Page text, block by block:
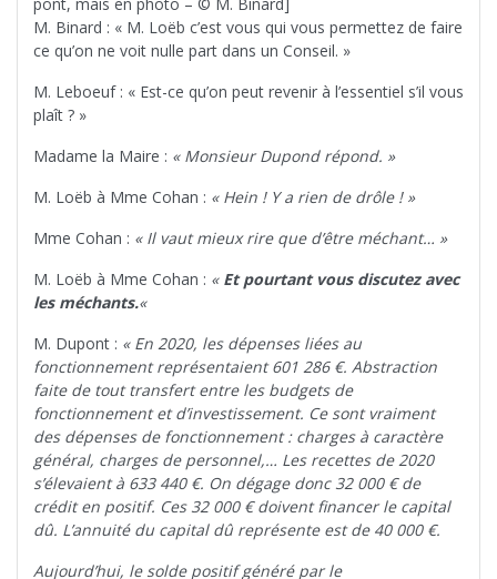
M. Binard : « M. Loëb c’est vous qui vous permettez de faire
ce qu’on ne voit nulle part dans un Conseil. »
M. Leboeuf : « Est-ce qu’on peut revenir à l’essentiel s’il vous
plaît ? »
Madame la Maire : « Monsieur Dupond répond. »
M. Loëb à Mme Cohan : « Hein ! Y a rien de drôle ! »
Mme Cohan : « Il vaut mieux rire que d’être méchant… »
M. Loëb à Mme Cohan : « Et pourtant vous discutez avec
les méchants.«
M. Dupont : « En 2020, les dépenses liées au
fonctionnement représentaient 601 286 €. Abstraction
faite de tout transfert entre les budgets de
fonctionnement et d’investissement. Ce sont vraiment
des dépenses de fonctionnement : charges à caractère
général, charges de personnel,… Les recettes de 2020
s’élevaient à 633 440 €. On dégage donc 32 000 € de
crédit en positif. Ces 32 000 € doivent financer le capital
dû. L’annuité du capital dû représente est de 40 000 €.
Aujourd’hui, le solde positif généré par le